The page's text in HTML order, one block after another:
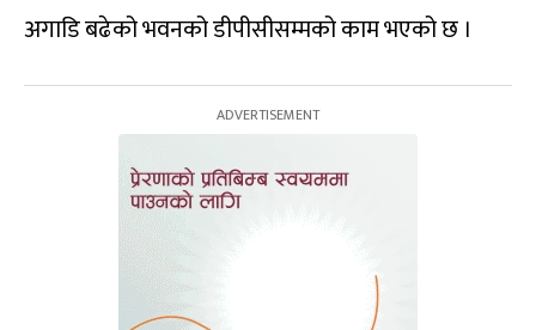
अगाडि बढेको भवनको डीपीसीसम्मको काम भएको छ ।